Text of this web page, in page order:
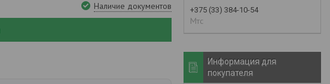
Наличие документов
+375 (33) 384-10-54
Мтс
Информация для
покупателя